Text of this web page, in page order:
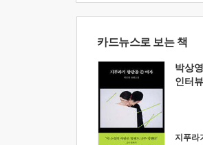
카드뉴스로 보는 책
박상
인터뷰
지푸라